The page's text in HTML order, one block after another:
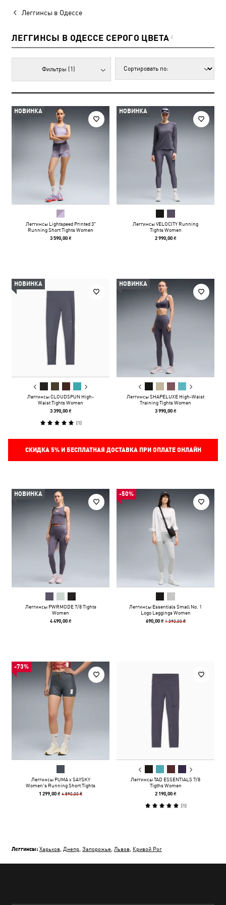
Леггинсы в Одессе
ЛЕГГИНСЫ В ОДЕССЕ СЕРОГО ЦВЕТА 8
Фильтры (1)
НОВИНКА
Леггинсы Lightspeed Printed 3"
Running Short Tights Women
3 590,00 ₴
НОВИНКА
Леггинсы VELOCITY Running
Tights Women
2 990,00 ₴
НОВИНКА
Леггинсы CLOUDSPUN High-
Waist Tights Women
3 390,00 ₴
(1)
НОВИНКА
Леггинсы SHAPELUXE High-Waist
Training Tights Women
3 990,00 ₴
СКИДКА 5%И БЕСПЛАТНАЯ ДОСТАВКА ПРИ ОПЛАТЕ ОНЛАЙН
НОВИНКА
Леггинсы PWRMODE 7/8 Tights
Women
4 490,00 ₴
-50%
Леггинсы Essentials Small No. 1
Logo Leggings Women
690,00 ₴ 1 390,00 ₴
-73%
Леггинсы PUMA x SAYSKY
Women's Running Short Tights
1 299,00 ₴4 890,00 ₴
Леггинсы TAD ESSENTIALS 7/8
Tigths Women
2 190,00 ₴
(1)
Леггинсы: Харьков Днепр Запорожье Львов Кривой Рог